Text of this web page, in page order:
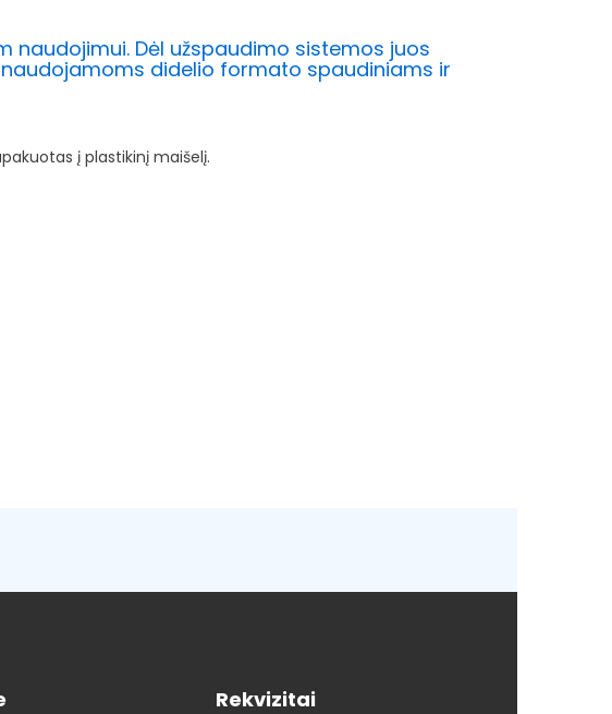
naudojimui. Dėl užspaudimo sistemos juos
didelio formato spaudiniams ir
į plastikinį maišelį.
Rekvizitai